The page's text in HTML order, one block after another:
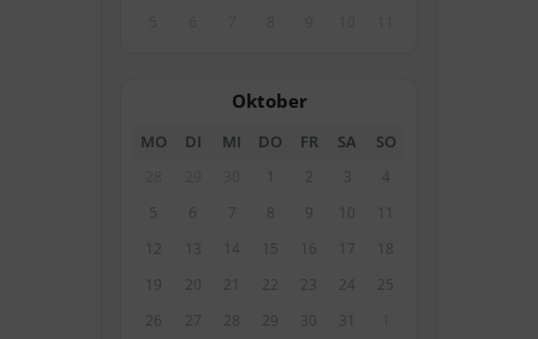
Oktober
MO DI MI DO FR SA SO
1 2 3
4
5
6 7 8 9 10
11
12
13 14 15 16 17
18
19
20 21 22 23 24
25
26
27 28 29 30 31